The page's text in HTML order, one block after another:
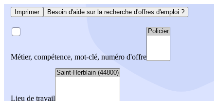
Imprimer Besoin d'aide sur la recherche d'offres d'emploi ?
Métier, compétence, mot-clé, numéro d'offre
Lieu de travail